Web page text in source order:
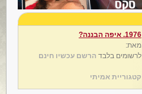
1976. איפה הבננה?
מאת:
לרשומים בלבד הרשם עכשיו חינם
קטגוריית אמיתי